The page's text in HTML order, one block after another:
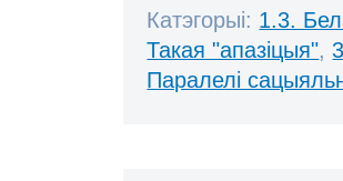
Катэгорыі: 1.3.
Такая "апазіцыя",
Паралелі